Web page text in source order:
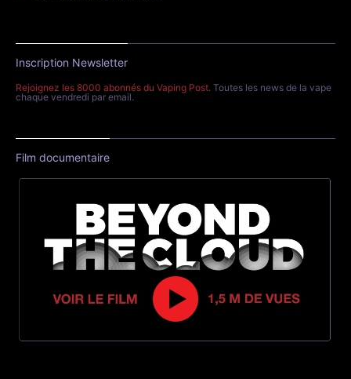
Inscription Newsletter
Rejoignez les 8000 abonnés du Vaping Post. Toutes les news de la vape
chaque vendredi par email.
Film documentaire